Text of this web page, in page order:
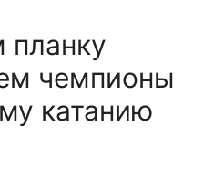
чемпионы
катанию